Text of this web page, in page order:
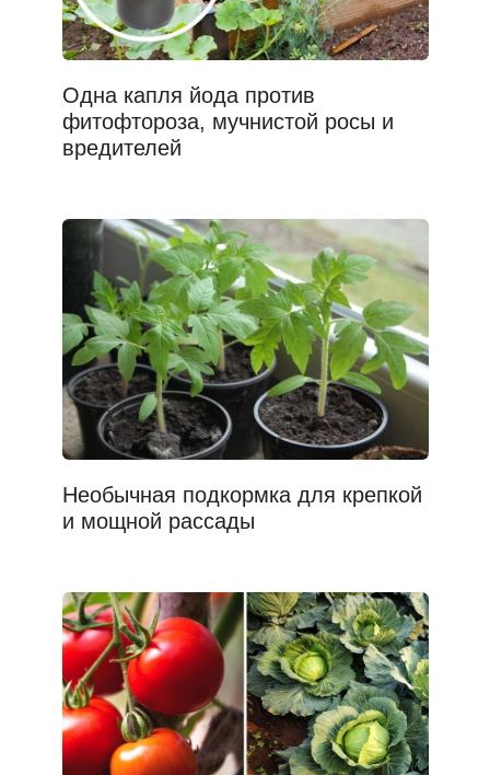
Одна капля йода против
фитофтороза, мучнистой росы и
вредителей
Необычная подкормка для крепкой
и мощной рассады